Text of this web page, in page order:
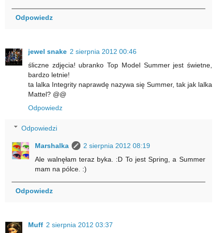
Odpowiedz
jewel snake 2 sierpnia 2012 00:46
śliczne zdjęcia! ubranko Top Model Summer jest świetne,
bardzo letnie!
ta lalka Integrity naprawdę nazywa się Summer, tak jak lalka
Mattel? @@
Odpowiedz
Odpowiedzi
Marshalka
2 sierpnia 2012 08:19
Ale walnęłam teraz byka. :D To jest Spring, a Summer
mam na pólce. :)
Odpowiedz
Muff 2 sierpnia 2012 03:37